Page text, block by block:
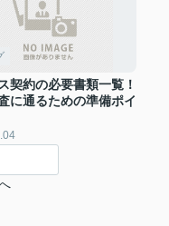
契約の必要書類一覧！
に通るための準備ポイ